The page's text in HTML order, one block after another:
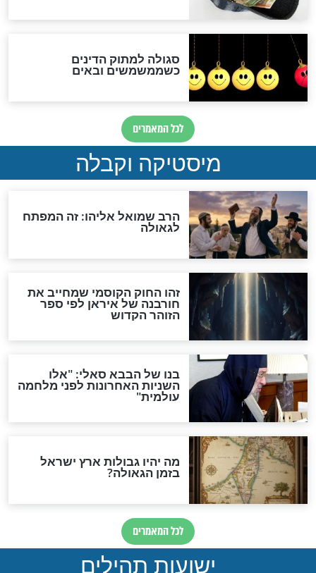
אחרית הימים
האם אפשר לחשב את הקץ?
מה יהיה בימות המשיח?
"לפני הגאולה תהיה אפיקורסות
והכחשה גדולה מאוד של
האמונה"
האם לאחר בוא המשיח יהיה
אפשר לחזור בתשובה?
לכל המאמרים